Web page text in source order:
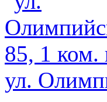
ул.